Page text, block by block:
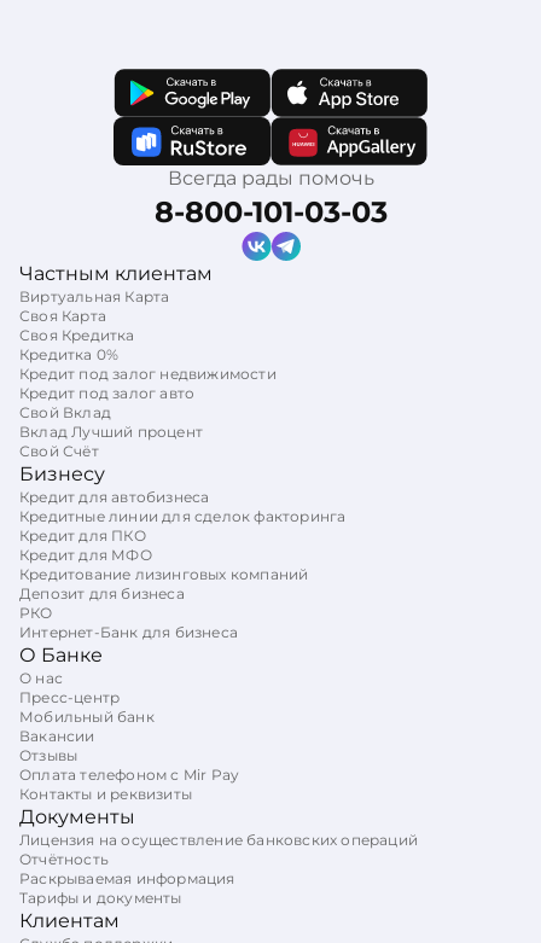
Частным клиентам
Виртуальная Карта
Своя Карта
Своя Кредитка
Кредитка 0%
Кредит под залог недвижимости
Кредит под залог авто
Свой Вклад
Вклад Лучший процент
Свой Счёт
Бизнесу
Кредит для автобизнеса
Кредитные линии для сделок факторинга
Кредит для ПКО
Кредит для МФО
Кредитование лизинговых компаний
Депозит для бизнеса
РКО
Интернет-Банк для бизнеса
О Банке
О нас
Пресс-центр
Мобильный банк
Вакансии
Отзывы
Оплата телефоном с Mir Pay
Контакты и реквизиты
Документы
Лицензия на осуществление банковских операций
Отчётность
Раскрываемая информация
Тарифы и документы
Клиентам
Всегда рады помочь
8-800-101-03-03